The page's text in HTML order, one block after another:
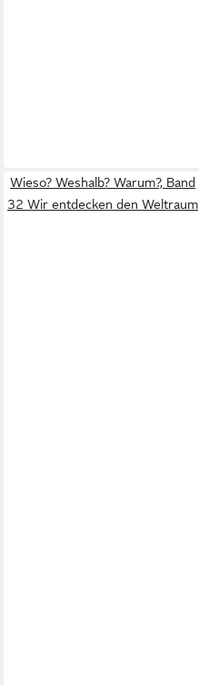
Wieso? Weshalb? Warum?, Band
32 Wir entdecken den Weltraum